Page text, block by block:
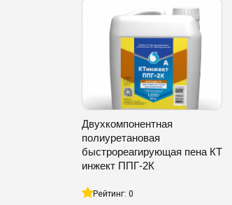
Двухкомпонентная
полиуретановая
быстрореагирующая пена КТ
инжект ППГ-2К
Рейтинг: 0